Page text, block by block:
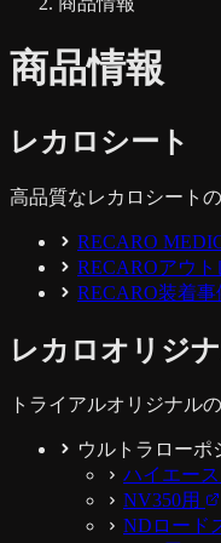
商品情報
レカロシート
高品質なレカロシート
RECARO
RECAROアウト
RECARO装着事
レカロオリジ
トライアルオリジナル
ウルトラローポ
ハイエース
NV350用
NDロード